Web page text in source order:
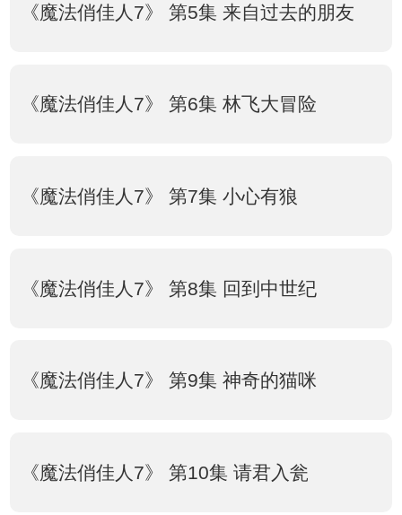
《魔法俏佳人7》 第5集 来自过去的朋友
《魔法俏佳人7》 第6集 林飞大冒险
《魔法俏佳人7》 第7集 小心有狼
《魔法俏佳人7》 第8集 回到中世纪
《魔法俏佳人7》 第9集 神奇的猫咪
《魔法俏佳人7》 第10集 请君入瓮